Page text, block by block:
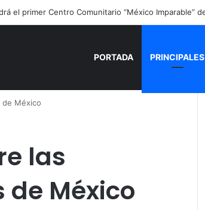
PORTADA PRINCIPALES
de México
las
México